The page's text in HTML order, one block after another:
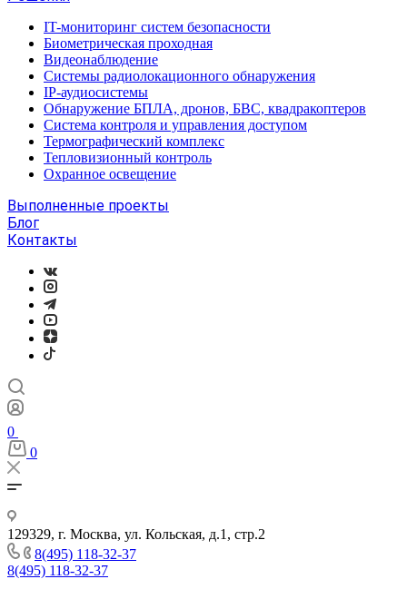
IT-мониторинг систем безопасности
Биометрическая проходная
Видеонаблюдение
Системы радиолокационного обнаружения
IP-аудиосистемы
Обнаружение БПЛА, дронов, БВС, квадракоптеров
Система контроля и управления доступом
Термографический комплекс
Тепловизионный контроль
Охранное освещение
Выполненные проекты
Блог
Контакты
0
0
129329, г. Москва, ул. Кольская, д.1, стр.2
8(495) 118-32-37
8(495) 118-32-37